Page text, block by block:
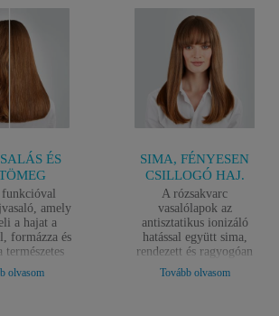
ÉS
amely
a hajat a
formázza és
természetes
amelyet
kal is képes
olvasom
SIMA, FÉNYESEN
CSILLOGÓ HAJ.
A rózsakvarc
vasalólapok az
antisztatikus ionizáló
hatással együtt sima,
rendezett és ragyogóan
szép fényes hajat
eredményeznek - a haj
Tovább olvasom